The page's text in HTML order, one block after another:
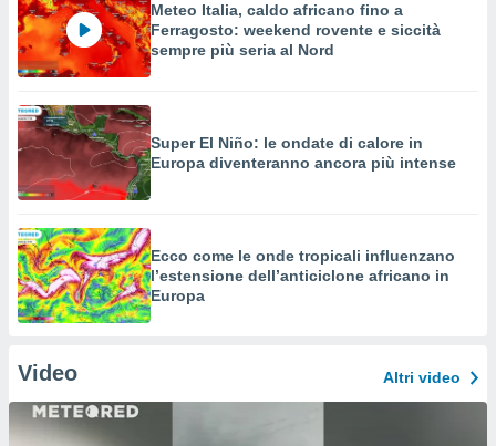
Meteo Italia, caldo africano fino a
Ferragosto: weekend rovente e siccità
sempre più seria al Nord
Super El Niño: le ondate di calore in
Europa diventeranno ancora più intense
Ecco come le onde tropicali influenzano
l’estensione dell’anticiclone africano in
Europa
Video Altri video